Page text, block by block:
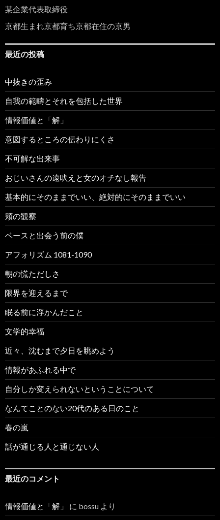
某企業代表取締役
京都生まれ京都育ち京都在住の京男
最近の投稿
中抜きの歪み
自我の範疇とそれを包括した世界
情報価値と「解」
意図するところの伝わりにくさ
不可解な出来事
おじいさんの遠吠えと女のオチなし報告
基本的にそのままでいい、絶対的にそのままでいい
頬の観察
ベースと出会う前の僕
アフォリズム 1081-1090
朝の慌ただしさ
限界を迎えるまで
眠る前に浮かんだこと
文学的幸福
近々、沈むまで夕日を眺めよう
情報があふれる中で
自分しか変えられないということについて
なんてことのない20代のある日のこと
春の嵐
話が通じる人と通じない人
最近のコメント
情報価値と「解」 に bossu より